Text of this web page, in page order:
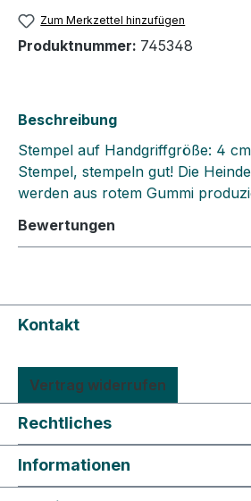
Zum Merkzettel hinzufügen
Produktnummer: 745348
Beschreibung
Stempel auf Handgriffgröße: 4
Stempel, stempeln gut! Die
werden aus rotem Gummi
Bewertungen
Kontakt
Vertrag widerrufen
Rechtliches
Informationen